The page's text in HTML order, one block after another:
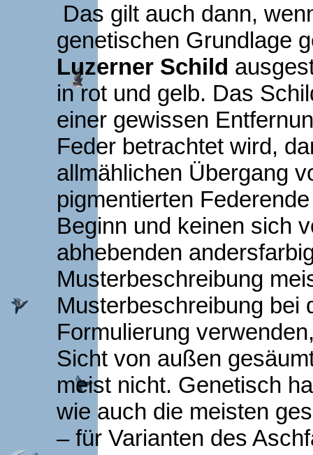
Das gilt auch dann,
genetischen Grundlage
Luzerner Schild
in rot und gelb. Das
einer gewissen
Feder betrachtet wird,
allmählichen Übergang
pigmentierten
Beginn und keinen sich
abhebenden
Musterbeschreibung
Musterbeschreibung bei
Formulierung
Sicht von außen
meist nicht. Genetisch
wie auch die meisten
– für Varianten des